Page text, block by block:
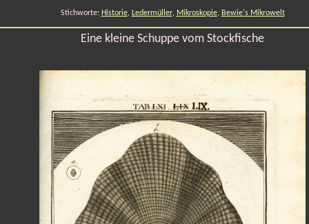
Stichworte: Historie, Ledermüller, Mikroskopie, Bewie's Mikrowelt
Eine kleine Schuppe vom Stockfische